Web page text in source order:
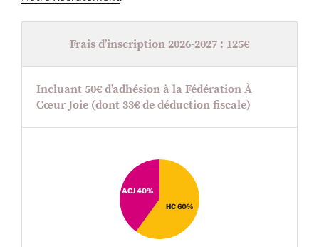
Frais d’inscription 2026-2027 : 125€
Incluant 50€ d’adhésion à la Fédération À
Cœur Joie (dont 33€ de déduction fiscale)
HC 60%
ACJ 40%